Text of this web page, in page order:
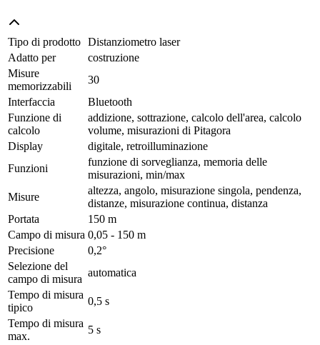
Tipo di prodotto Distanziometro laser
Adatto per
costruzione
Misure
memorizzabili
30
Interfaccia
Bluetooth
Funzione di
calcolo
addizione, sottrazione, calcolo dell'area, calcolo
volume, misurazioni di Pitagora
Display
digitale, retroilluminazione
Funzioni
funzione di sorveglianza, memoria delle
misurazioni, min/max
Misure
altezza, angolo, misurazione singola, pendenza,
distanze, misurazione continua, distanza
Portata
150 m
Campo di misura 0,05 - 150 m
Precisione
0,2°
Selezione del
campo di misura
automatica
Tempo di misura
tipico
0,5 s
Tempo di misura
max.
5 s